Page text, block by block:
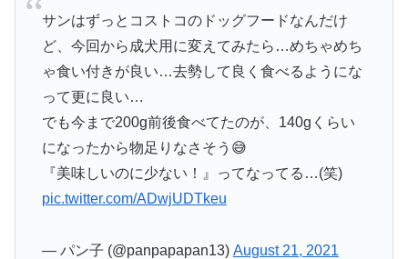
サンはずっとコストコのドッグフードなんだけ
ど、今回から成犬用に変えてみたら…めちゃめち
ゃ食い付きが良い…去勢して良く食べるようにな
って更に良い…
でも今まで200g前後食べてたのが、140gくらい
になったから物足りなさそう😅
『美味しいのに少ない！』ってなってる…(笑)
pic.twitter.com/ADwjUDTkeu
— パン子 (@panpapapan13) August 21, 2021